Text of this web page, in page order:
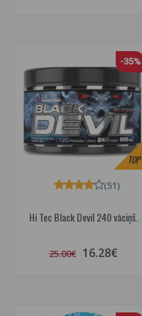
TOP
-35%
Hi Tec Black Devil 240 vāciņš.
(51)
25.00€ 16.28€